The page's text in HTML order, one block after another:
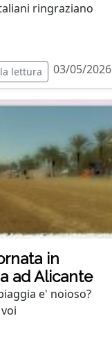
ringraziano
lettura 03/05/2026
in
ad Alicante
e' noioso?